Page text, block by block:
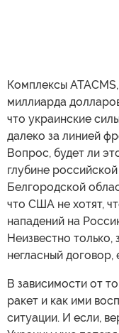
Комплексы
миллиарда
что украинские
далеко за линией
Вопрос, будет ли
глубине
Белгородской
что США не хотят,
нападений на
Неизвестно только,
негласный
В зависимости от
ракет и как ими
ситуации. И если,